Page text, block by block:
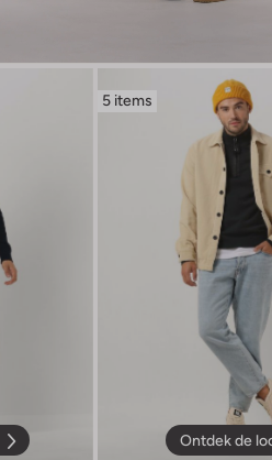
5 items
Ontdek de